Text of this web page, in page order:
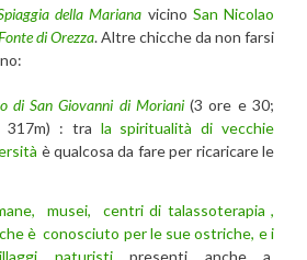
della Mariana vicino San Nicolao
di Orezza. Altre chicche da non farsi
di San Giovanni di Moriani(3 ore e 30;
317m) : tra la spiritualità di vecchie
è qualcosa da fare per ricaricare le
musei, centri di talassoterapia ,
è conosciuto per le sue ostriche, e i